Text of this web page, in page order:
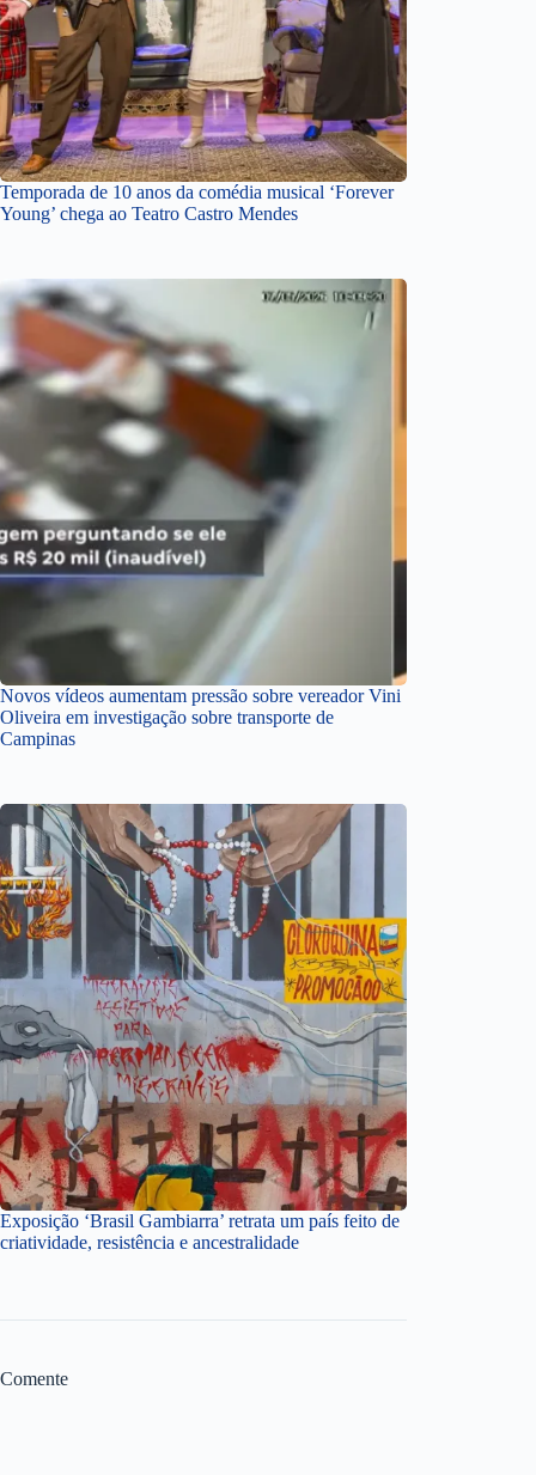
Temporada de 10 anos da comédia musical ‘Forever
Young’ chega ao Teatro Castro Mendes
Novos vídeos aumentam pressão sobre vereador Vini
Oliveira em investigação sobre transporte de
Campinas
Exposição ‘Brasil Gambiarra’ retrata um país feito de
criatividade, resistência e ancestralidade
Comente